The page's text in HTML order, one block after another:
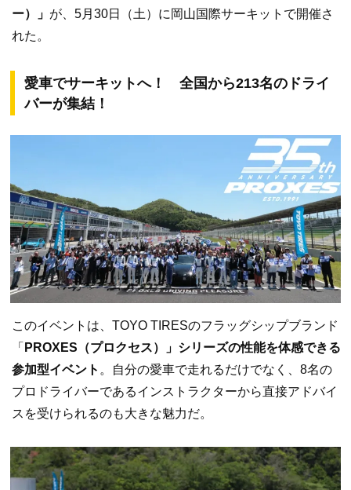
ー）」 が、5月30日（土）に岡山国際サーキットで開催さ
れた。
愛車でサーキットへ！ 全国から213名のドライ
バーが集結！
このイベントは、TOYO TIRESのフラッグシップブランド
「 PROXES（プロクセス）」シリーズの性能を体感できる
参加型イベント 。自分の愛車で走れるだけでなく、8名の
プロドライバーであるインストラクターから直接アドバイ
スを受けられるのも大きな魅力だ。